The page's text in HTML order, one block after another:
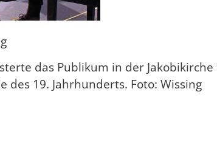
das Publikum in der
19. Jahrhunderts. Foto: Wissing